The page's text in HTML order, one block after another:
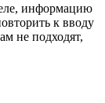
информацию
к вводу
не подходят,